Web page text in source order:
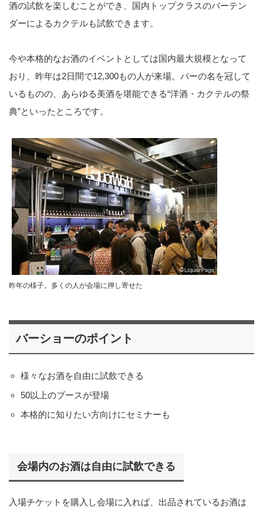
酒の試飲を楽しむことができ、国内トップクラスのバーテン
ダーによるカクテルも試飲できます。
今や本格的なお酒のイベントとしては国内最大規模となって
おり、昨年は2日間で12,300もの人が来場。バーの名を冠して
いるものの、あらゆる美酒を堪能できる“洋酒・カクテルの祭
典”といったところです。
昨年の様子。多くの人が会場に押し寄せた
バーショーのポイント
様々なお酒を自由に試飲できる
50以上のブースが登場
本格的に知りたい方向けにセミナーも
会場内のお酒は自由に試飲できる
入場チケットを購入し会場に入れば、出品されているお酒は